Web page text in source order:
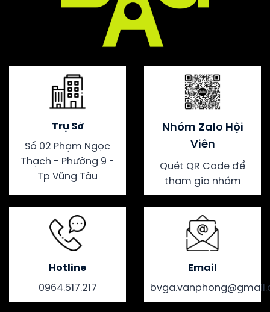
Trụ Sở
Số 02 Phạm Ngọc
Thạch - Phường 9 -
Tp Vũng Tàu
Nhóm Zalo Hội
Viên
Quét QR Code để
tham gia nhóm
Hotline
0964.517.217
Email